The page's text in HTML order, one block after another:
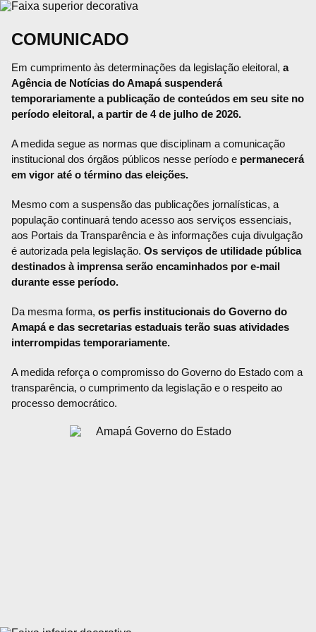
COMUNICADO
Em cumprimento às determinações da legislação eleitoral, a
Agência de Notícias do Amapá suspenderá
temporariamente a publicação de conteúdos em seu site no
período eleitoral, a partir de 4 de julho de 2026.
A medida segue as normas que disciplinam a comunicação
institucional dos órgãos públicos nesse período e permanecerá
em vigor até o término das eleições.
Mesmo com a suspensão das publicações jornalísticas, a
população continuará tendo acesso aos serviços essenciais,
aos Portais da Transparência e às informações cuja divulgação
é autorizada pela legislação. Os serviços de utilidade pública
destinados à imprensa serão encaminhados por e-mail
durante esse período.
Da mesma forma, os perfis institucionais do Governo do
Amapá e das secretarias estaduais terão suas atividades
interrompidas temporariamente.
A medida reforça o compromisso do Governo do Estado com a
transparência, o cumprimento da legislação e o respeito ao
processo democrático.